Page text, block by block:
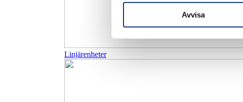
Avvisa
Linjärenheter